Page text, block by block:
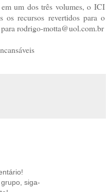
um dos três volumes, o ICI
os recursos revertidos para o
rodrigo-motta@uol.com.br
siga-